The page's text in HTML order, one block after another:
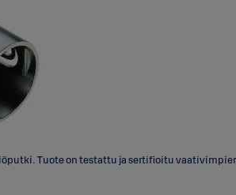
Tuote on testattu ja sertifioitu